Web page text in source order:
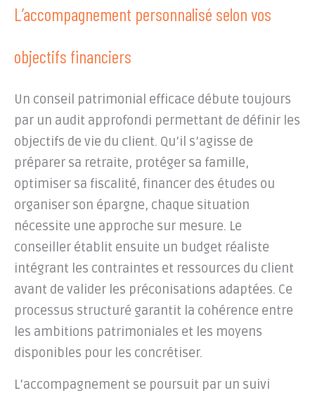
L’accompagnement personnalisé selon vos
objectifs financiers
Un conseil patrimonial efficace débute toujours
par un audit approfondi permettant de définir les
objectifs de vie du client. Qu’il s’agisse de
préparer sa retraite, protéger sa famille,
optimiser sa fiscalité, financer des études ou
organiser son épargne, chaque situation
nécessite une approche sur mesure. Le
conseiller établit ensuite un budget réaliste
intégrant les contraintes et ressources du client
avant de valider les préconisations adaptées. Ce
processus structuré garantit la cohérence entre
les ambitions patrimoniales et les moyens
disponibles pour les concrétiser.
L’accompagnement se poursuit par un suivi